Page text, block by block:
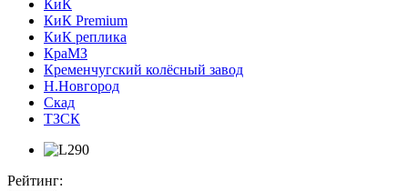
КиК
КиК Premium
КиК реплика
КраМЗ
Кременчугский колёсный завод
Н.Новгород
Скад
ТЗСК
Рейтинг: